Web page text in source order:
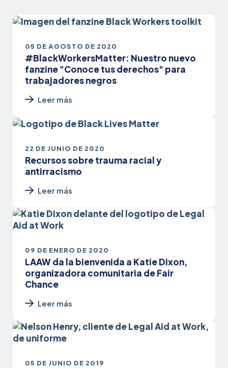
05 DE AGOSTO DE 2020
#BlackWorkersMatter: Nuestro nuevo
fanzine "Conoce tus derechos" para
trabajadores negros
Leer más
22 DE JUNIO DE 2020
Recursos sobre trauma racial y
antirracismo
Leer más
09 DE ENERO DE 2020
LAAW da la bienvenida a Katie Dixon,
organizadora comunitaria de Fair
Chance
Leer más
05 DE JUNIO DE 2019